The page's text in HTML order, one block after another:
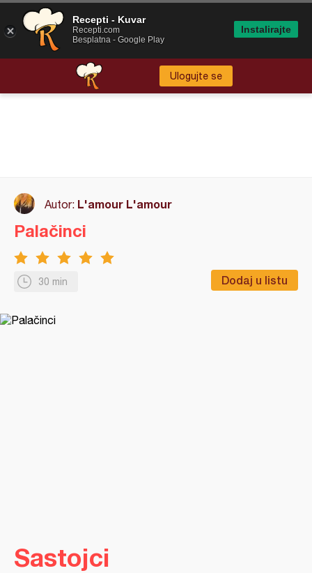
Ulogujte se
Autor: L'amour L'amour
30 min Dodaj u listu
Palačinci
Sastojci
Recepti - Kuvar
Recepti.com
Besplatna - Google Play
Instalirajte